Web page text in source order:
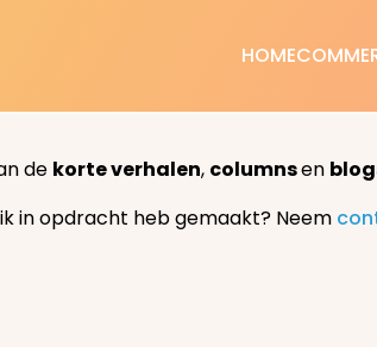
HOME
de korte verhalen, columnsen
in opdracht heb gemaakt? Neem